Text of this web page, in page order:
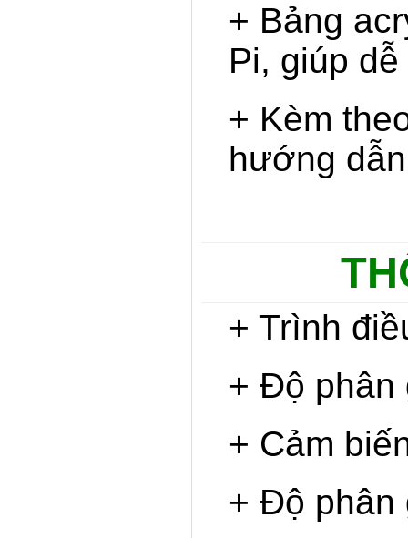
+ Bảng
Pi, giúp
+ Kèm
hướng
+ Trình
+ Độ phân
+ Cảm
+ Độ phân